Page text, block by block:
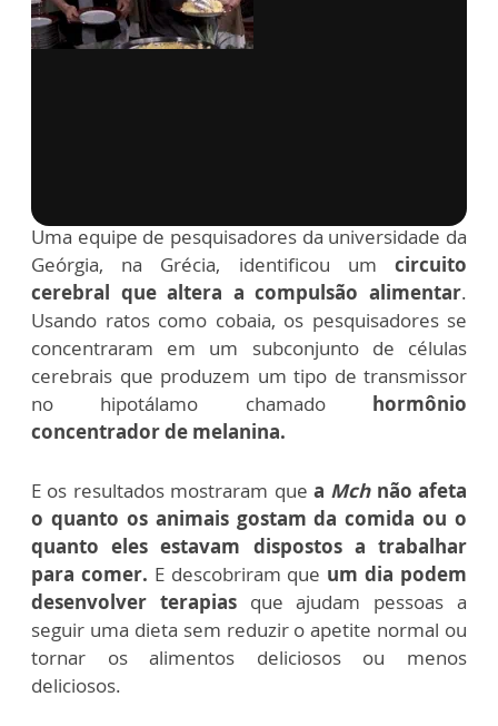
Uma equipe de pesquisadores da universidade da
Geórgia, na Grécia, identificou um circuito
cerebral que altera a compulsão alimentar.
Usando ratos como cobaia, os pesquisadores se
concentraram em um subconjunto de células
cerebrais que produzem um tipo de transmissor
no hipotálamo chamado hormônio
concentrador de melanina.
E os resultados mostraram que a Mchnão afeta
o quanto os animais gostam da comida ou o
quanto eles estavam dispostos a trabalhar
para comer. E descobriram que um dia podem
desenvolver terapias que ajudam pessoas a
seguir uma dieta sem reduzir o apetite normal ou
tornar os alimentos deliciosos ou menos
deliciosos.